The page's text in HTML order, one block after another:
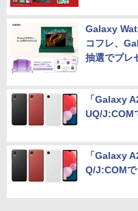
Galaxy
コフレ、
抽選でプレ
「Galaxy
UQ/J:COM
「Galaxy
Q/J:COMで